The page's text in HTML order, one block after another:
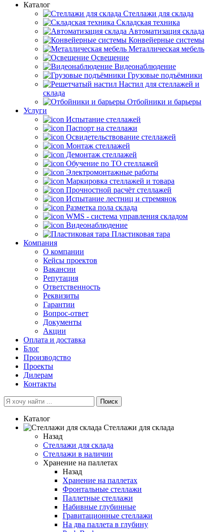
Каталог
Cтеллажи для склада
Складская техника
Автоматизация склада
Конвейерные системы
Металлическая мебель
Освещение
Видеонаблюдение
Грузовые подъёмники
Настил для стеллажей и
склада
Отбойники и барьеры
Услуги
Испытание стеллажей
Паспорт на стеллажи
Освидетельствование стеллажей
Монтаж стеллажей
Демонтаж стеллажей
Обучение по ТО стеллажей
Электромонтажные работы
Маркировка стеллажей и товара
Прочностной расчёт стеллажей
Испытание лестниц и стремянок
Разметка пола склада
WMS - система управления складом
Видеонаблюдение
Пластиковая тара
Компания
О компании
Кейсы проектов
Вакансии
Репутация
Ответственность
Реквизиты
Гарантии
Вопрос-ответ
Документы
Акции
Оплата и доставка
Блог
Производство
Проекты
Дилерам
Контакты
Поиск
Каталог
Cтеллажи для склада
Назад
Cтеллажи для склада
Стеллажи в наличии
Хранение на паллетах
Назад
Хранение на паллетах
Фронтальные стеллажи
Паллетные стеллажи
Набивные глубинные
Гравитационные стеллажи
На два паллета в глубину